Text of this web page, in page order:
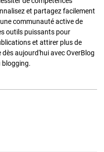
et partagez facilement
communauté active de
outils puissants pour
et attirer plus de
aujourd'hui avec OverBlog
blogging.